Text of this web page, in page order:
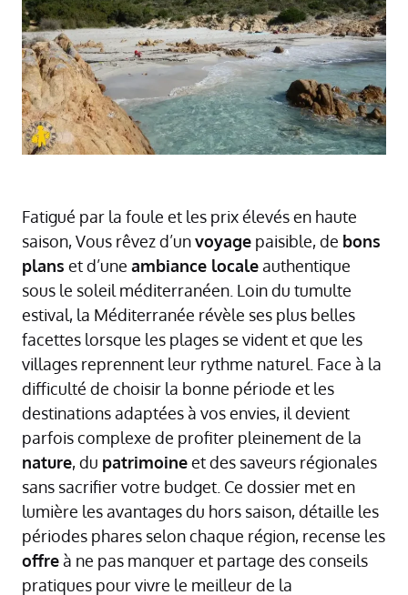
Fatigué par la foule et les prix élevés en haute
saison, Vous rêvez d’unvoyage paisible, de bons
plans et d’une ambiance localeauthentique
sous le soleil méditerranéen. Loin du tumulte
estival, la Méditerranée révèle ses plus belles
facettes lorsque les plages se vident et que les
villages reprennent leur rythme naturel. Face à la
difficulté de choisir la bonne période et les
destinations adaptées à vos envies, il devient
parfois complexe de profiter pleinement de la
nature, du patrimoineet des saveurs régionales
sans sacrifier votre budget. Ce dossier met en
lumière les avantages du hors saison, détaille les
périodes phares selon chaque région, recense les
offreà ne pas manquer et partage des conseils
pratiques pour vivre le meilleur de la